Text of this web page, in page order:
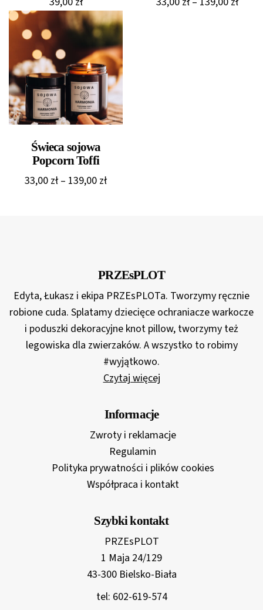
Świeca sojowa
Popcorn Toffi
33,00 zł – 139,00 złZakres
PRZEsPLOT
Edyta, Łukasz i ekipa PRZEsPLOTa. Tworzymy ręcznie
robione cuda. Splatamy dziecięce ochraniacze warkocze
i poduszki dekoracyjne knot pillow, tworzymy też
legowiska dla zwierzaków. A wszystko to robimy
#wyjątkowo.
Czytaj więcej
Informacje
Zwroty i reklamacje
Regulamin
Polityka prywatności i plików cookies
Współpraca i kontakt
Szybki kontakt
PRZEsPLOT
1 Maja 24/129
43-300 Bielsko-Biała
tel: 602-619-574